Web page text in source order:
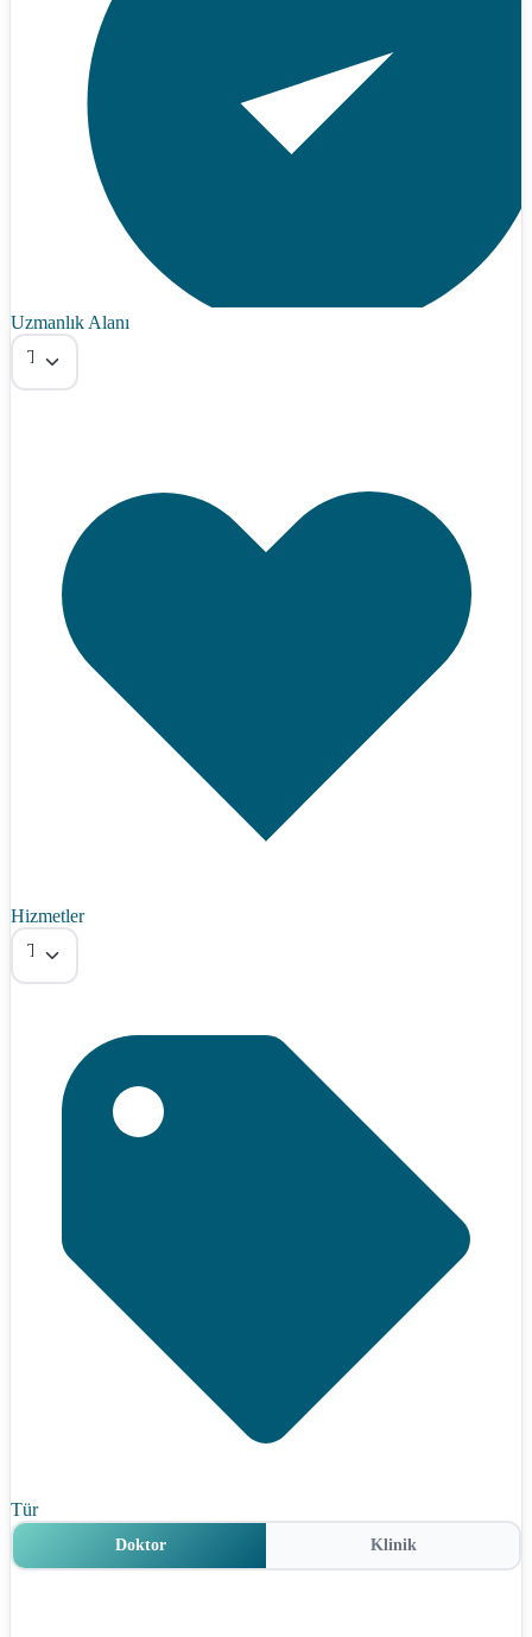
Uzmanlık Alanı
Tümü
Hizmetler
Tümü
Tür
Doktor Klinik